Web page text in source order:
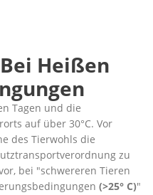
Heißen
Tagen und die
auf über 30°C. Vor
des Tierwohls die
zu
bei
schwereren Tieren
(>25° C)